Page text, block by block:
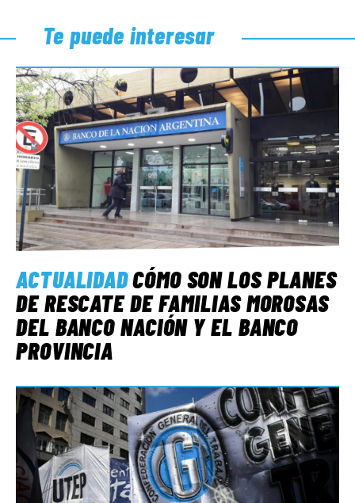
Te puede interesar
ACTUALIDADCÓMO SON LOS PLANES
DE RESCATE DE FAMILIAS MOROSAS
DEL BANCO NACIÓN Y EL BANCO
PROVINCIA